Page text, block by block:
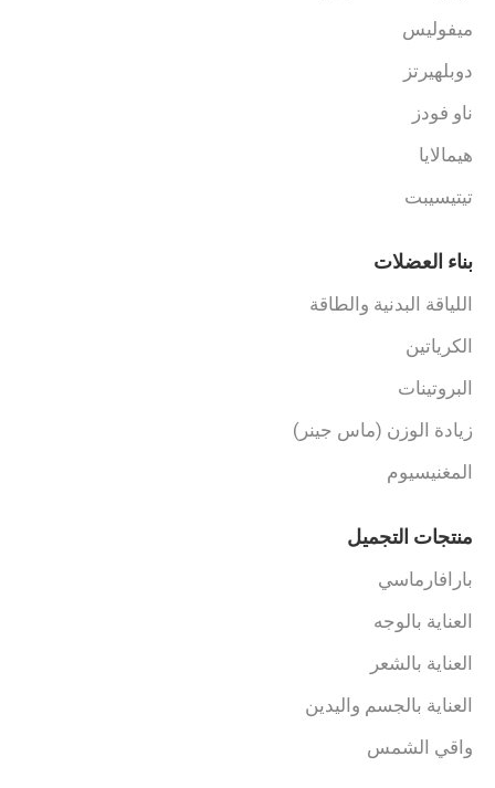
ميفوليس
دوبلهيرتز
ناو فودز
هيمالايا
تيتيسيبت
بناء العضلات
اللياقة البدنية والطاقة
الكرياتين
البروتينات
زيادة الوزن (ماس جينر)
المغنيسيوم
منتجات التجميل
بارافارماسي
العناية بالوجه
العناية بالشعر
العناية بالجسم واليدين
واقي الشمس